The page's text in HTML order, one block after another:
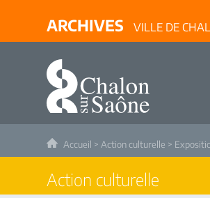
ARCHIVES VILLE DE
Accueil > Action culturelle >
Action culturelle